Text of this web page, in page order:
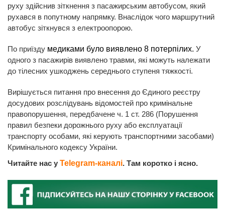
руху здійснив зіткнення з пасажирським автобусом, який
рухався в попутному напрямку. Внаслідок чого маршрутний
автобус зіткнувся з електроопорою.
По приїзду медиками було виявлено 8 потерпілих. У
одного з пасажирів виявлено травми, які можуть належати
до тілесних ушкоджень середнього ступеня тяжкості.
Вирішується питання про внесення до Єдиного реєстру
досудових розслідувань відомостей про кримінальне
правопорушення, передбачене ч. 1 ст. 286 (Порушення
правил безпеки дорожнього руху або експлуатації
транспорту особами, які керують транспортними засобами)
Кримінального кодексу України.
Читайте нас у Telegram-каналі. Там коротко і ясно.